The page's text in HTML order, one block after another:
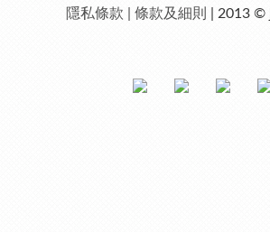
隱私條款 | 條款及細則 | 2013 ©